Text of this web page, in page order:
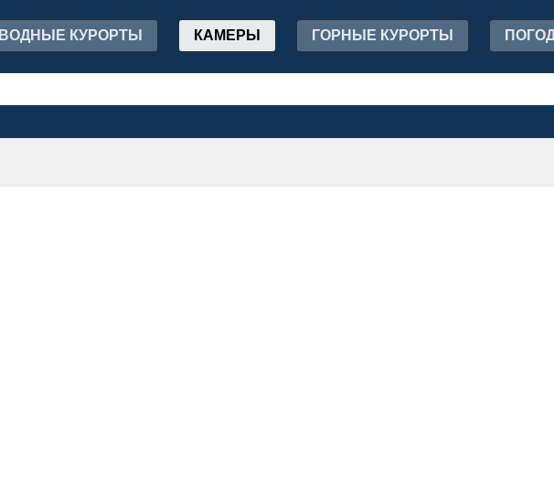
ВОДНЫЕ КУРОРТЫ КАМЕРЫ ГОРНЫЕ КУРОРТЫ